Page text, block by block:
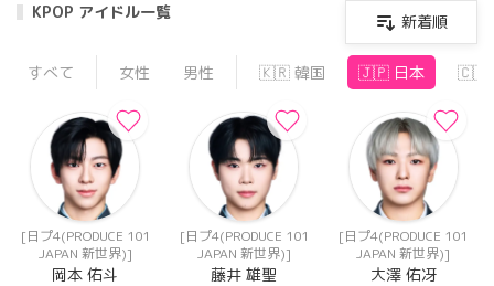
KPOP アイドル一覧 新着順
すべて 女性 男性 🇰🇷 韓国 🇯🇵 日本 🇨🇳
[日プ4(PRODUCE 101
JAPAN 新世界)]
岡本 佑斗
[日プ4(PRODUCE 101
JAPAN 新世界)]
藤井 雄聖
[日プ4(PRODUCE 101
JAPAN 新世界)]
大澤 佑冴